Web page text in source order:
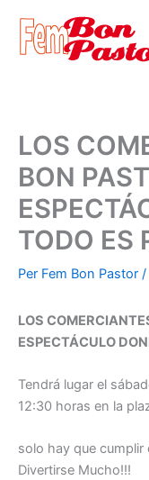
contingut
LOS
BON
TODO ES
Per Fem Bon Pastor /
LOS
ESPECTÁCULO
Tendrá lugar el
12:30 horas en la
solo hay que cumplir
Divertirse Mucho!!!